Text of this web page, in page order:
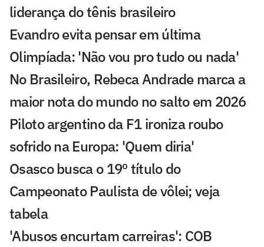
liderança do tênis brasileiro
Evandro evita pensar em última
Olimpíada: 'Não vou pro tudo ou nada'
No Brasileiro, Rebeca Andrade marca a
maior nota do mundo no salto em 2026
Piloto argentino da F1 ironiza roubo
sofrido na Europa: 'Quem diria'
Osasco busca o 19º título do
Campeonato Paulista de vôlei; veja
tabela
'Abusos encurtam carreiras': COB